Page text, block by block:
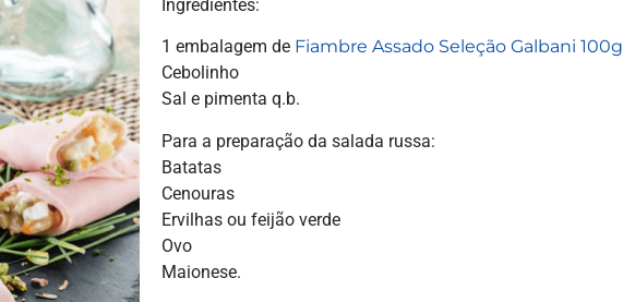
Ingredientes:
1 embalagem de Fiambre Assado Seleção Galbani 100g
Cebolinho
Sal e pimenta q.b.
Para a preparação da salada russa:
Batatas
Cenouras
Ervilhas ou feijão verde
Ovo
Maionese.